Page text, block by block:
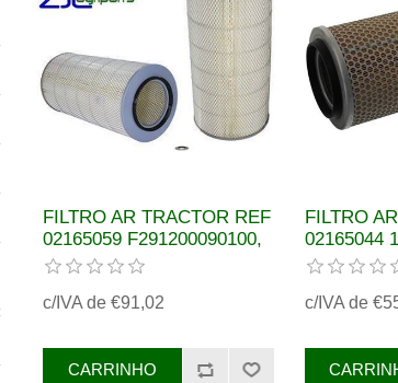
FILTRO AR TRACTOR REF
02165059 F291200090100,
F926200090010 80753486,
6431691 .AZ48195,
10002000 C 24650/1 &
AF4060
c/IVA de €91,02
FILTRO
02165044
c/IVA de